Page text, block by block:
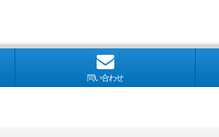
問い合わせ